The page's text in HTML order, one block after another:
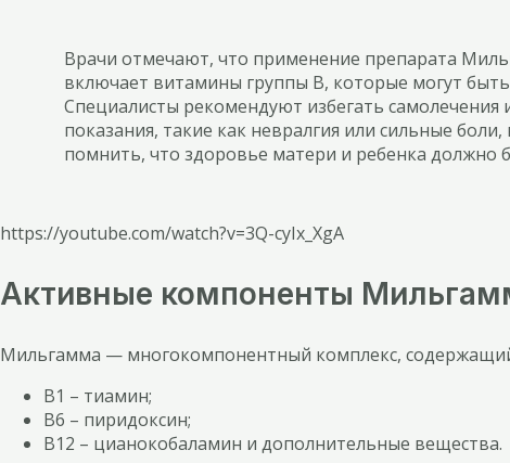
Врачи отмечают, что применение препарата
включает витамины группы B, которые могут
Специалисты рекомендуют избегать самолечения
показания, такие как невралгия или сильные
помнить, что здоровье матери и ребенка
https://youtube.com/watch?v=3Q-cyIx_XgA
Активные компоненты
Мильгамма — многокомпонентный комплекс,
В1 – тиамин;
В6 – пиридоксин;
В12 – цианокобаламин и дополнительные вещества.